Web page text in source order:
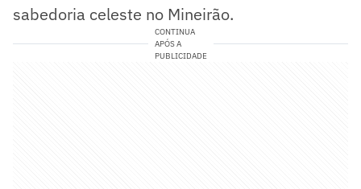
sabedoria celeste no Mineirão.
CONTINUA
APÓS A
PUBLICIDADE